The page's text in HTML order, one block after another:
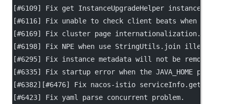
[#6109] Fix get InstanceUpgradeHelper instance
[#6116] Fix unable to check client beats when
[#6169] Fix cluster page internationalization.
[#6198] Fix NPE when use StringUtils.join illegal.
[#6295] Fix instance metadata will not be removed
[#6335] Fix startup error when the JAVA_HOME path
[#6382][#6476] Fix nacos-istio
[#6423] Fix yaml parse concurrent problem.